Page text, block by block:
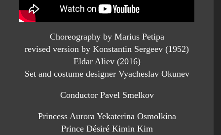
Choreography by Marius Petipa
revised version by Konstantin Sergeev (1952)
Eldar Aliev (2016)
Set and costume designer Vyacheslav Okunev
Conductor Pavel Smelkov
Princess Aurora Yekaterina Osmolkina
Prince Désiré Kimin Kim